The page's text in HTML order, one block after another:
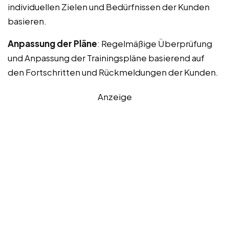
individuellen Zielen und Bedürfnissen der Kunden
basieren.
Anpassung der Pläne: Regelmäßige Überprüfung
und Anpassung der Trainingspläne basierend auf
den Fortschritten und Rückmeldungen der Kunden.
Anzeige